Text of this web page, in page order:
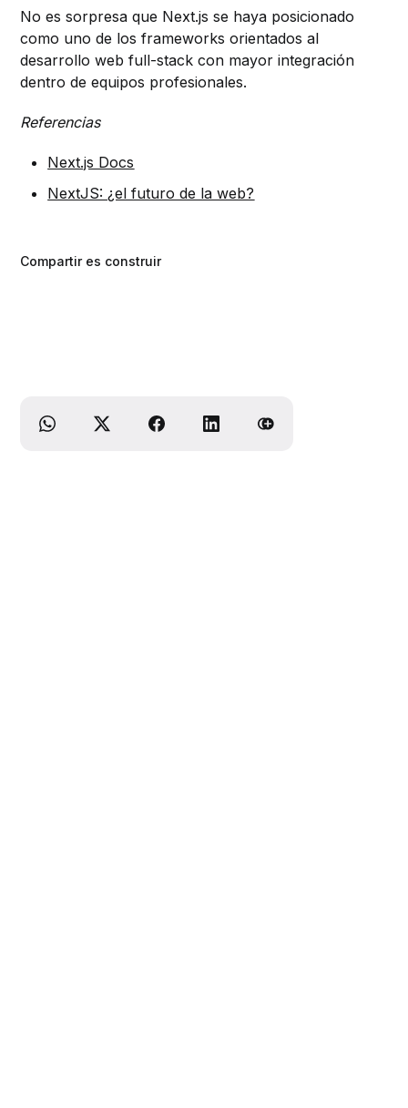
No es sorpresa que Next.js se haya posicionado
como uno de los frameworks orientados al
desarrollo web full-stack con mayor integración
dentro de equipos profesionales.
Referencias
Next.js Docs
NextJS: ¿el futuro de la web?
Compartir es construir